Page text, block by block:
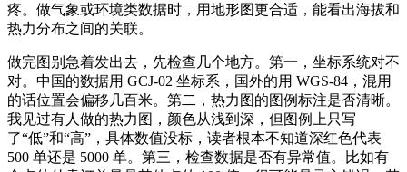
疼。做气象或环境类数据时，用地形图更合适，能看出海拔和
热力分布之间的关联。
做完图别急着发出去，先检查几个地方。第一，坐标系统对不
对。中国的数据用 GCJ‑02 坐标系，国外的用 WGS‑84，混用
的话位置会偏移几百米。第二，热力图的图例标注是否清晰。
我见过有人做的热力图，颜色从浅到深，但图例上只写
了“低”和“高”，具体数值没标，读者根本不知道深红色代表
500 单还是 5000 单。第三，检查数据是否有异常值。比如有